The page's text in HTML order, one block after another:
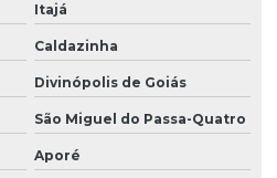
Itajá
Caldazinha
Divinópolis de Goiás
São Miguel do Passa-Quatro
Aporé